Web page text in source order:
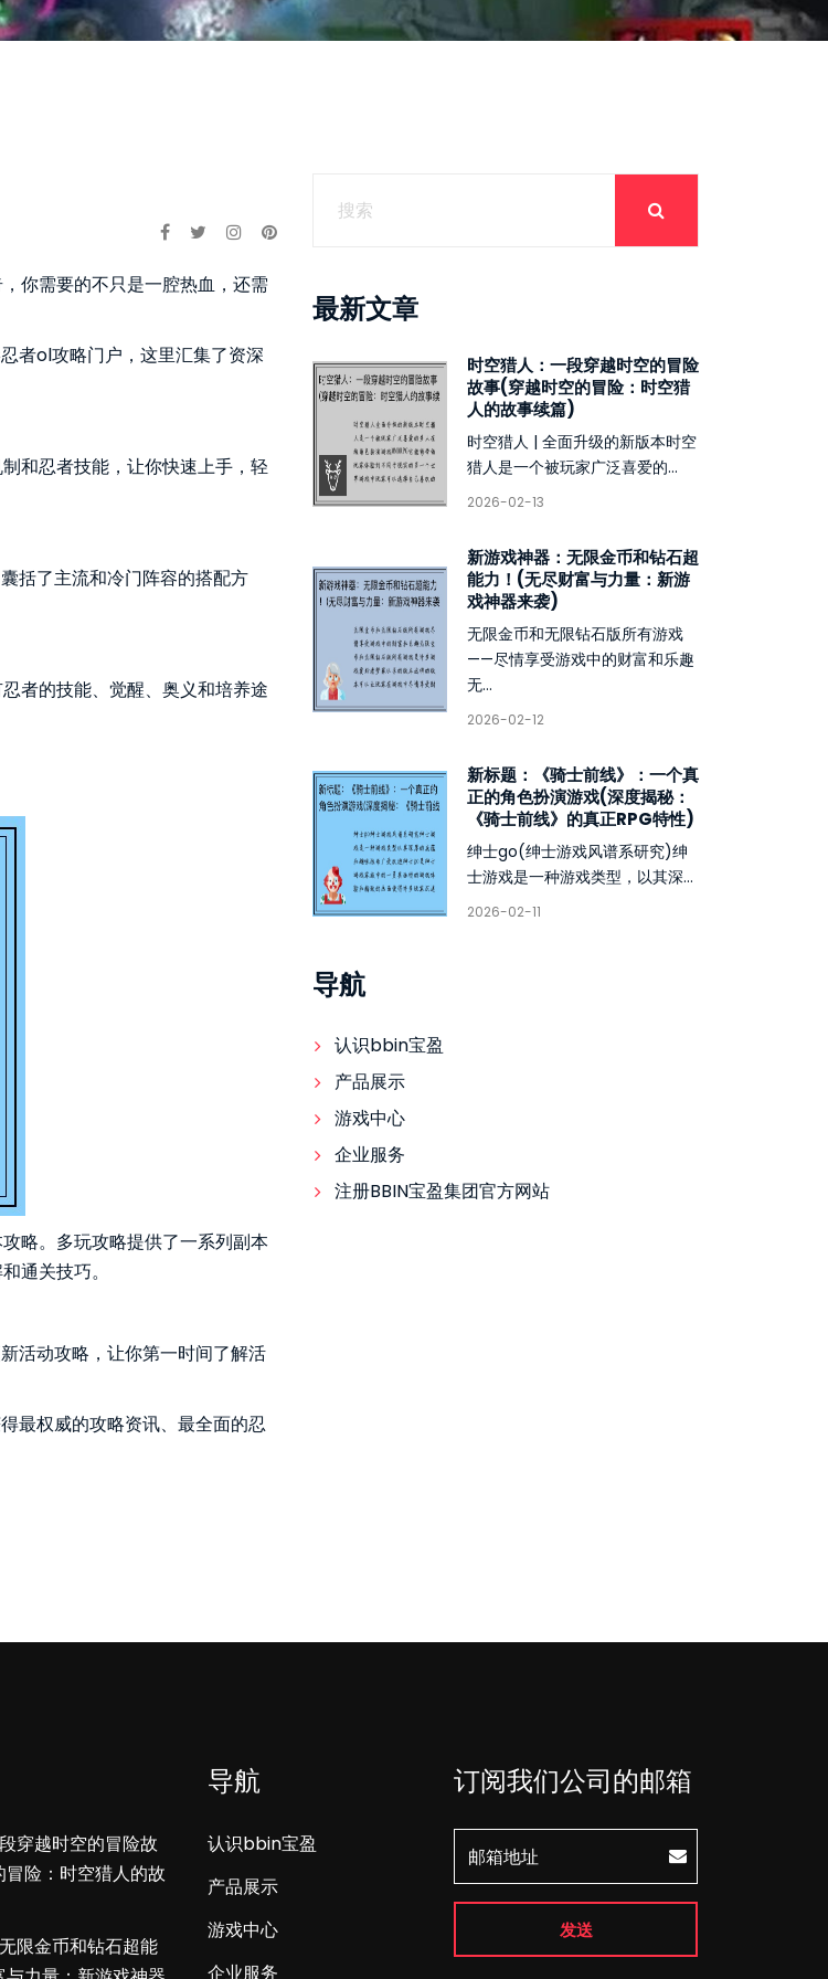
你需要的不只是一腔热血，还需
者ol攻略门户，这里汇集了资深
和忍者技能，让你快速上手，轻
括了主流和冷门阵容的搭配方
者的技能、觉醒、奥义和培养途
略。多玩攻略提供了一系列副本
通关技巧。
活动攻略，让你第一时间了解活
最权威的攻略资讯、最全面的忍
最新文章
时空猎人：一段穿越时空的冒险
故事(穿越时空的冒险：时空猎
人的故事续篇)
时空猎人 | 全面升级的新版本时空
猎人是一个被玩家广泛喜爱的...
2026-02-13
新游戏神器：无限金币和钻石超
能力！(无尽财富与力量：新游
戏神器来袭)
无限金币和无限钻石版所有游戏
——尽情享受游戏中的财富和乐趣
无...
2026-02-12
新标题：《骑士前线》：一个真
正的角色扮演游戏(深度揭秘：
《骑士前线》的真正RPG特性)
绅士go(绅士游戏风谱系研究)绅
士游戏是一种游戏类型，以其深...
2026-02-11
导航
认识bbin宝盈
产品展示
游戏中心
企业服务
注册BBIN宝盈集团官方网站
穿越时空的冒险故
险：时空猎人的故
限金币和钻石超能
导航
认识bbin宝盈
产品展示
游戏中心
企业服务
订阅我们公司的邮箱
发送